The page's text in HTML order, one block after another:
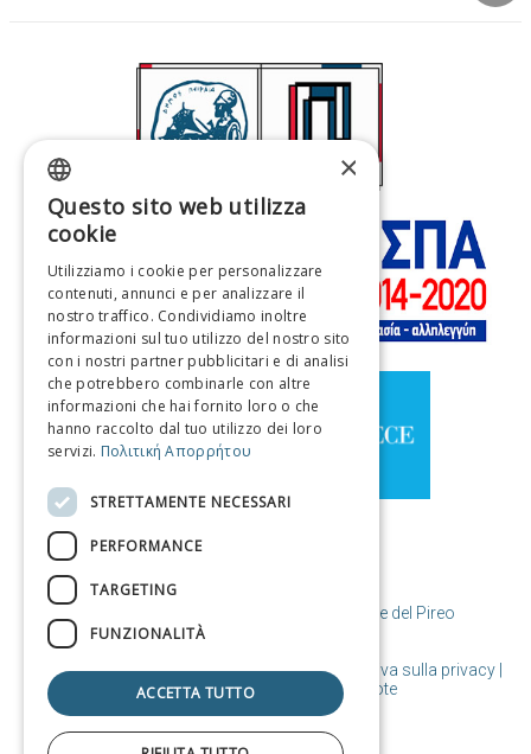
© Copyright Destinazione Pireo / Comune del Pireo
Condizioni d'uso | Politica sui cookie | Informativa sulla privacy
Progettato e realizzato da Cosmote
GREEK
FRENCH
ITALIAN
GERMAN
SPANISH
CHINESE (SIMPLIFIED)
CHINESE
×
Questo sito web utilizza
cookie
Utilizziamo i cookie per personalizzare
contenuti, annunci e per analizzare il
nostro traffico. Condividiamo inoltre
informazioni sul tuo utilizzo del nostro sito
con i nostri partner pubblicitari e di analisi
che potrebbero combinarle con altre
informazioni che hai fornito loro o che
hanno raccolto dal tuo utilizzo dei loro
servizi. Πολιτική Απορρήτου
STRETTAMENTE NECESSARI
PERFORMANCE
TARGETING
FUNZIONALITÀ
ACCETTA TUTTO